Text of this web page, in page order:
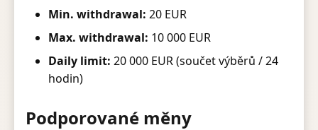
Min. withdrawal: 20 EUR
Max. withdrawal: 10 000 EUR
Daily limit: 20 000 EUR (součet výběrů / 24
hodin)
Podporované měny